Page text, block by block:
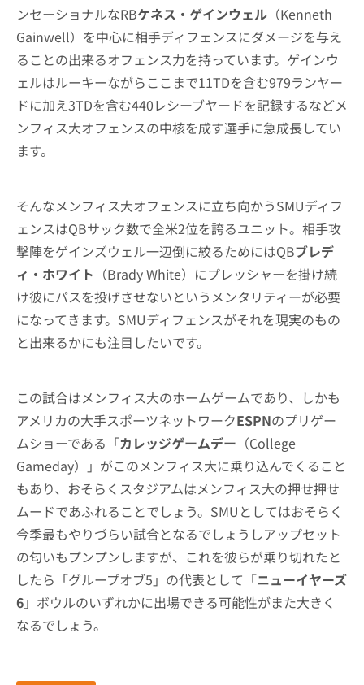
ンセーショナルなRBケネス・ゲインウェル （Kenneth
Gainwell）を中心に相手ディフェンスにダメージを与え
ることの出来るオフェンス力を持っています。ゲインウ
ェルはルーキーながらここまで11TDを含む979ランヤー
ドに加え3TDを含む440レシーブヤードを記録するなどメ
ンフィス大オフェンスの中核を成す選手に急成長してい
ます。
そんなメンフィス大オフェンスに立ち向かうSMUディフ
ェンスはQBサック数で全米2位を誇るユニット。相手攻
撃陣をゲインズウェル一辺倒に絞るためにはQBブレデ
ィ・ホワイト （Brady White）にプレッシャーを掛け続
け彼にパスを投げさせないというメンタリティーが必要
になってきます。SMUディフェンスがそれを現実のもの
と出来るかにも注目したいです。
この試合はメンフィス大のホームゲームであり、しかも
アメリカの大手スポーツネットワークESPNのプリゲー
ムショーである「カレッジゲームデー （College
Gameday）」がこのメンフィス大に乗り込んでくること
もあり、おそらくスタジアムはメンフィス大の押せ押せ
ムードであふれることでしょう。SMUとしてはおそらく
今季最もやりづらい試合となるでしょうしアップセット
の匂いもプンプンしますが、これを彼らが乗り切れたと
したら「グループオブ5」の代表として「ニューイヤーズ
6」ボウルのいずれかに出場できる可能性がまた大きく
なるでしょう。